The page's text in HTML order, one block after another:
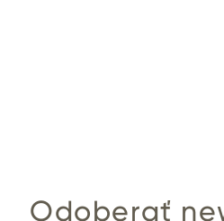
Odoberať